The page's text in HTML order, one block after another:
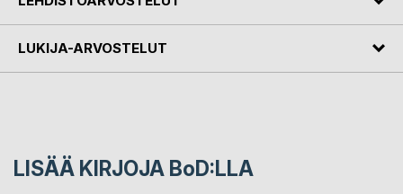
LUKIJA-ARVOSTELUT
LISÄÄ KIRJOJA BoD:LLA